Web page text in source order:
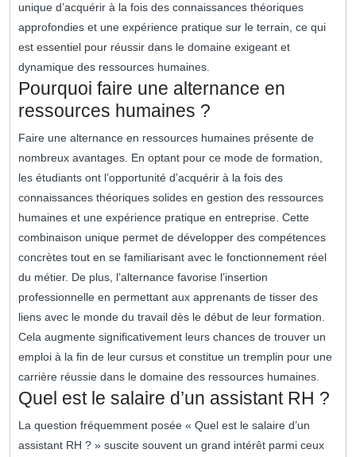
unique d’acquérir à la fois des connaissances théoriques
approfondies et une expérience pratique sur le terrain, ce qui
est essentiel pour réussir dans le domaine exigeant et
dynamique des ressources humaines.
Pourquoi faire une alternance en
ressources humaines ?
Faire une alternance en ressources humaines présente de
nombreux avantages. En optant pour ce mode de formation,
les étudiants ont l’opportunité d’acquérir à la fois des
connaissances théoriques solides en gestion des ressources
humaines et une expérience pratique en entreprise. Cette
combinaison unique permet de développer des compétences
concrètes tout en se familiarisant avec le fonctionnement réel
du métier. De plus, l’alternance favorise l’insertion
professionnelle en permettant aux apprenants de tisser des
liens avec le monde du travail dès le début de leur formation.
Cela augmente significativement leurs chances de trouver un
emploi à la fin de leur cursus et constitue un tremplin pour une
carrière réussie dans le domaine des ressources humaines.
Quel est le salaire d’un assistant RH ?
La question fréquemment posée « Quel est le salaire d’un
assistant RH ? » suscite souvent un grand intérêt parmi ceux